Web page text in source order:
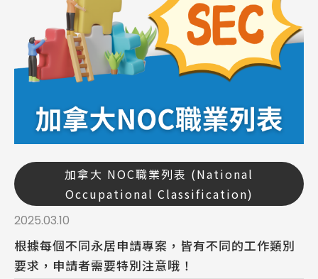
加拿大 NOC職業列表 (National
Occupational Classification)
2025.03.10
根據每個不同永居申請專案，皆有不同的工作類別
要求，申請者需要特別注意哦！